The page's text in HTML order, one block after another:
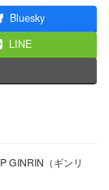
Bluesky
LINE
GINRIN（ギンリ